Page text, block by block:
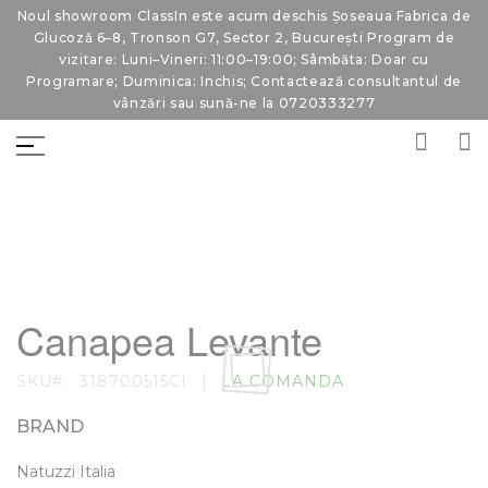
Noul showroom ClassIn este acum deschis Șoseaua Fabrica de
Glucoză 6–8, Tronson G7, Sector 2, București Program de
vizitare: Luni–Vineri: 11:00–19:00; Sâmbăta: Doar cu
Programare; Duminica: Inchis; Contactează consultantul de
vânzări sau sună-ne la 0720333277
the
end
the
gallery
the
beginning
the
gallery
Canapea Levante
SKU 318700515CI LA COMANDA
BRAND
Natuzzi Italia